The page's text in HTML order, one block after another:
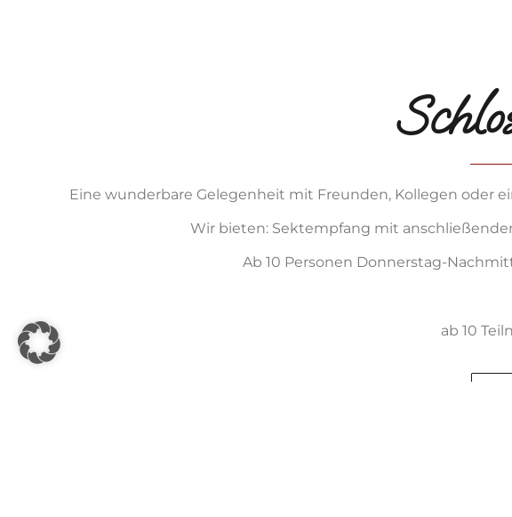
Eine wunderbare Gelegenheit mit Freunden, Kollegen oder
Wir bieten: Sektempfang mit
Ab 10 Personen Donnerstag-
ab 10